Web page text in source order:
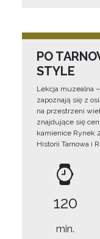
PO
STYLE
Lekcja muzealna
zapoznają się z
na przestrzeni
znajdujące się
kamienice Rynek
Historii Tarnowa i
120
min.